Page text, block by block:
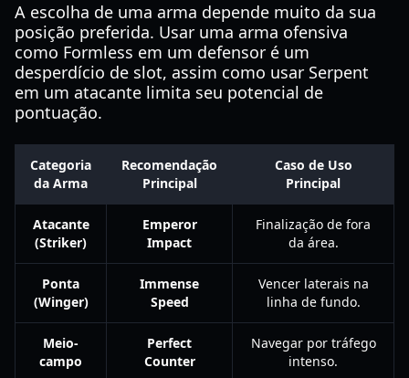
A escolha de uma arma depende muito da sua
posição preferida. Usar uma arma ofensiva
como Formless em um defensor é um
desperdício de slot, assim como usar Serpent
em um atacante limita seu potencial de
pontuação.
Categoria
da Arma
Recomendação
Principal
Caso de Uso
Principal
Atacante
(Striker)
Emperor
Impact
Finalização de fora
da área.
Ponta
(Winger)
Immense
Speed
Vencer laterais na
linha de fundo.
Meio-
campo
Perfect
Counter
Navegar por tráfego
intenso.